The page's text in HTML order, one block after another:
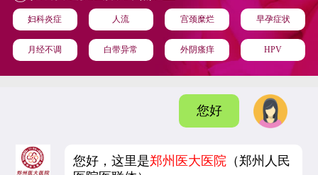
妇科炎症 人流 宫颈糜烂 早孕症状
月经不调 白带异常 外阴瘙痒 HPV
您好
您好，这里是郑州医大医院 （郑州人民